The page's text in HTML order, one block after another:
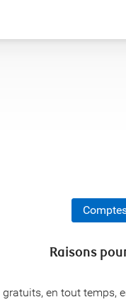
Raisons
en tout temps,